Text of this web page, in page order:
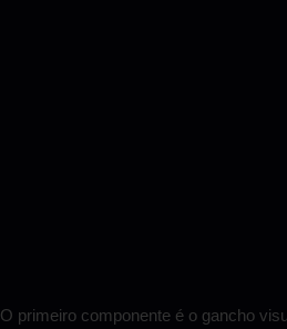
O primeiro componente é o gancho